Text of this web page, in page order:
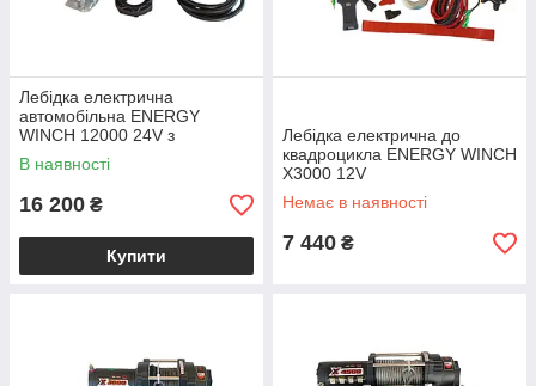
Лебідка електрична
автомобільна ENERGY
WINCH 12000 24V з
синтетичним тросом
В наявності
16 200 ₴
Купити
Лебідка електрична до
квадроцикла ENERGY WINCH
Х3000 12V
Немає в наявності
7 440 ₴